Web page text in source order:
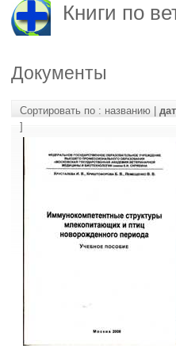
Книги по
Документы
Сортировать по : названию |
]